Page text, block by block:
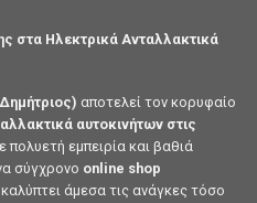
στα Ηλεκτρικά Ανταλλακτικά
αποτελεί τον κορυφαίο
αυτοκινήτων στις
εμπειρία και βαθιά
σύγχρονο online shop
καλύπτει άμεσα τις ανάγκες τόσο